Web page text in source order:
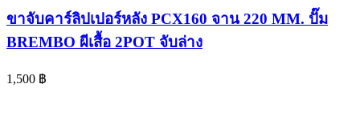
ขาจับคาร์ลิปเปอร์หลัง PCX160 จาน 220 MM. ปั๊ม
BREMBO ผีเสื้อ 2POT จับล่าง
1,500 ฿